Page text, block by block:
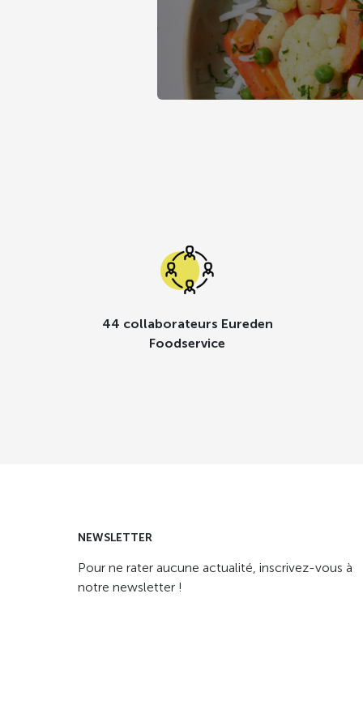
44 collaborateurs Eureden
Foodservice
NEWSLETTER
Pour ne rater aucune actualité, inscrivez-vous à
notre newsletter !